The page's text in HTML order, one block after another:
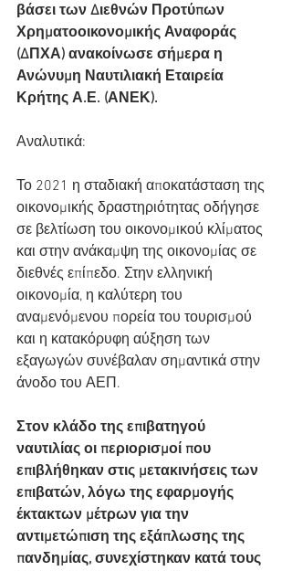
βάσει των Διεθνών Προτύπων
Χρηματοοικονομικής Αναφοράς
(ΔΠΧΑ) ανακοίνωσε σήμερα η
Ανώνυμη Ναυτιλιακή Εταιρεία
Κρήτης Α.Ε. (ΑΝΕΚ).
Αναλυτικά:
Το 2021 η σταδιακή αποκατάσταση της
οικονομικής δραστηριότητας οδήγησε
σε βελτίωση του οικονομικού κλίματος
και στην ανάκαμψη της οικονομίας σε
διεθνές επίπεδο. Στην ελληνική
οικονομία, η καλύτερη του
αναμενόμενου πορεία του τουρισμού
και η κατακόρυφη αύξηση των
εξαγωγών συνέβαλαν σημαντικά στην
άνοδο του ΑΕΠ.
Στον κλάδο της επιβατηγού
ναυτιλίας οι περιορισμοί που
επιβλήθηκαν στις μετακινήσεις των
επιβατών, λόγω της εφαρμογής
έκτακτων μέτρων για την
αντιμετώπιση της εξάπλωσης της
πανδημίας, συνεχίστηκαν κατά τους